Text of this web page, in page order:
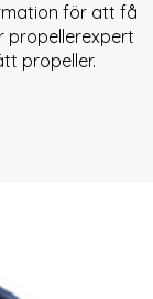
för att få
propellerexpert
propeller.